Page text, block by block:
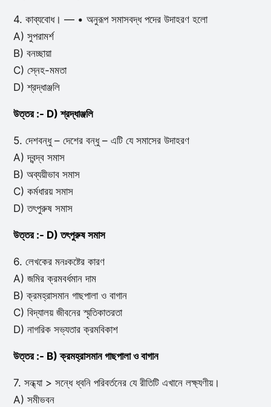
4. কাব্যবোধ। — • অনুরূপ সমাসবদ্ধ পদের উদাহরণ হলো
A) সুপরামর্শ
B) বনচ্ছায়া
C) স্নেহ-মমতা
D) শ্রদ্ধাঞ্জলি
উত্তর :- D) শ্রদ্ধাঞ্জলি
5. দেশবন্ধু – দেশের বন্ধু – এটি যে সমাসের উদাহরণ
A) দ্বন্দ্ব সমাস
B) অব্যয়ীভাব সমাস
C) কর্মধারয় সমাস
D) তৎপুরুষ সমাস
উত্তর :- D) তৎপুরুষ সমাস
6. লেখকের মনঃকষ্টের কারণ
A) জমির ক্রমবর্ধমান দাম
B) ক্রমহ্রাসমান গাছপালা ও বাগান
C) বিদ্যালয় জীবনের স্মৃতিকাতরতা
D) নাগরিক সভ্যতার ক্রমবিকাশ
উত্তর :- B) ক্রমহ্রাসমান গাছপালা ও বাগান
7. সন্ধ্যা > সন্ধে ধ্বনি পরিবর্তনের যে রীতিটি এখানে লক্ষ্যণীয়।
A) সমীভবন